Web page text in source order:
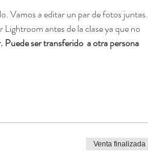
Vamos a editar un par de fotos juntas.
antes de la clase ya que no
ser transferido  a otra persona
Venta finalizada